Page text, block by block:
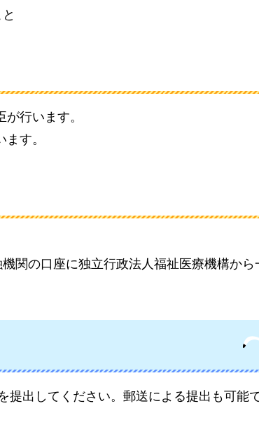
行います。
す。
関の口座に独立行政法人福祉医療機構から
出してください。郵送による提出も可能で